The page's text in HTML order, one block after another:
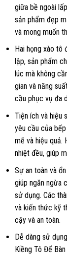
giữa bề ngoài
sản phẩm đẹp
và mong muốn
Hai họng xào tô
lập, sản phẩm
lúc mà không
gian và năng
cầu phục vụ đa
Tiện ích và hiệu
yêu cầu của
mẽ và hiệu quả.
nhiệt đều, giúp
Sự an toàn và
giúp ngăn ngừa
sử dụng. Các
và kiến thức kỹ
cậy và an toàn.
Dễ dàng sử
Kiềng Tô Để